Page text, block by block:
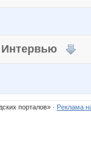
Интервью
порталов» · Реклама